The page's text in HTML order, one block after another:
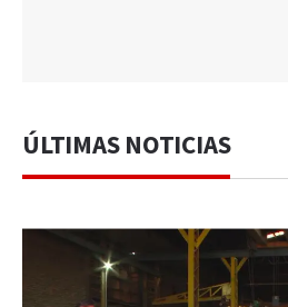
ÚLTIMAS NOTICIAS